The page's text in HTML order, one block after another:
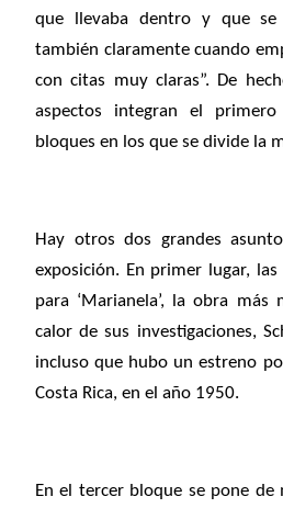
que llevaba dentro y que
también claramente cuando
con citas muy claras”. De
aspectos integran el
bloques en los que se divide la
Hay otros dos grandes
exposición. En primer lugar,
para ‘Marianela’, la obra más
calor de sus investigaciones,
incluso que hubo un estreno
Costa Rica, en el año 1950.
En el tercer bloque se pone